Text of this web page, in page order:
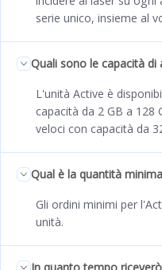
serie unico, insieme al
Quali sono le capacità di
L'unità Active è
capacità da 2 GB a 128
veloci con capacità da
Qual è la quantità
Gli ordini minimi per
unità.